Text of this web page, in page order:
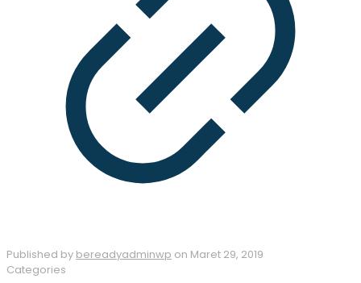
Published by bereadyadminwp on Maret 29, 2019
Categories